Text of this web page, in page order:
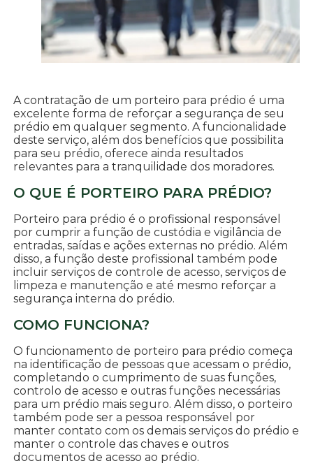
A contratação de um porteiro para prédio é uma
excelente forma de reforçar a segurança de seu
prédio em qualquer segmento. A funcionalidade
deste serviço, além dos benefícios que possibilita
para seu prédio, oferece ainda resultados
relevantes para a tranquilidade dos moradores.
O QUE É PORTEIRO PARA PRÉDIO?
Porteiro para prédio é o profissional responsável
por cumprir a função de custódia e vigilância de
entradas, saídas e ações externas no prédio. Além
disso, a função deste profissional também pode
incluir serviços de controle de acesso, serviços de
limpeza e manutenção e até mesmo reforçar a
segurança interna do prédio.
COMO FUNCIONA?
O funcionamento de porteiro para prédio começa
na identificação de pessoas que acessam o prédio,
completando o cumprimento de suas funções,
controlo de acesso e outras funções necessárias
para um prédio mais seguro. Além disso, o porteiro
também pode ser a pessoa responsável por
manter contato com os demais serviços do prédio e
manter o controle das chaves e outros
documentos de acesso ao prédio.